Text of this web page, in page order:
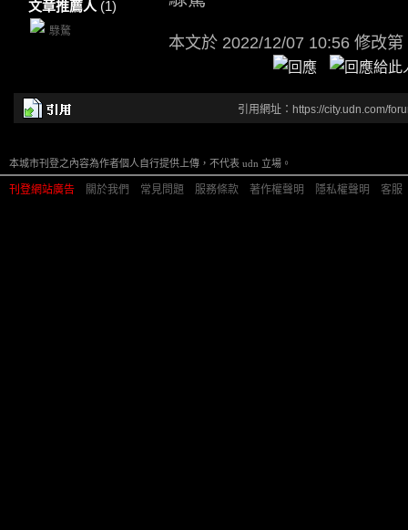
文章推薦人 (1)
騄驁
本文於 2022/12/07 10:56 修改第
引用網址：https://city.udn.com/
本城市刊登之內容為作者個人自行提供上傳，不代表 udn 立場。
刊登網站廣告 關於我們 常見問題 服務條款 著作權聲明 隱私權聲明 客服